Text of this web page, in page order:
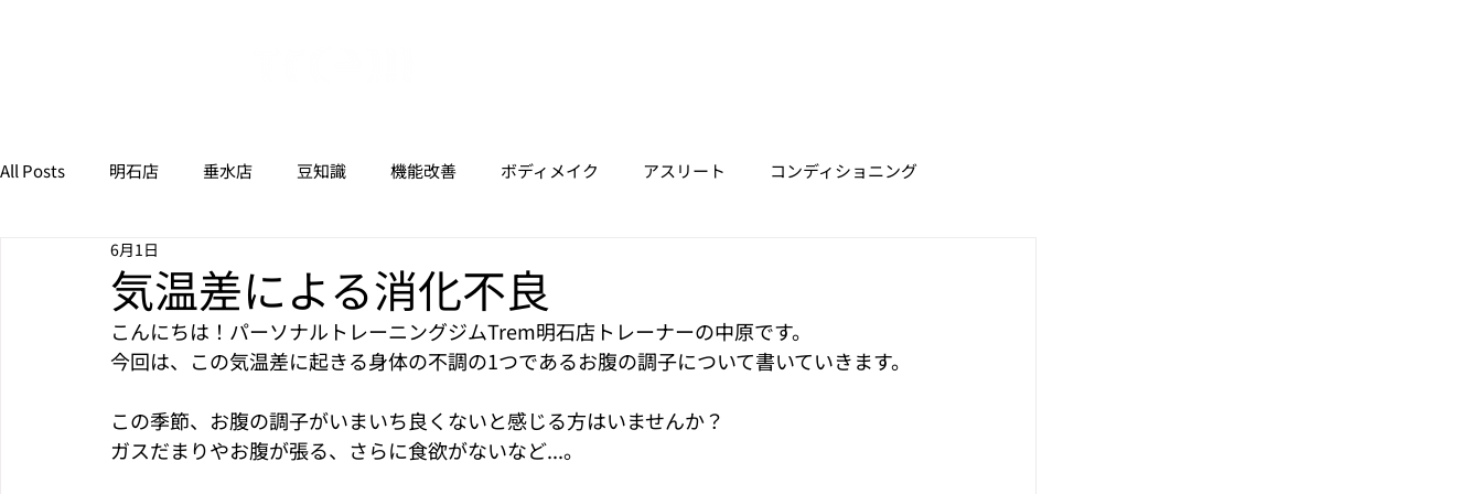
All Posts 明石店 垂水店 豆知識 機能改善 ボディメイク アスリート コンディショニング
気温差による消化不良
6月1日
こんにちは！パーソナルトレーニングジムTrem明石店トレーナーの中原です。
今回は、この気温差に起きる身体の不調の1つであるお腹の調子について書いていきます。
この季節、お腹の調子がいまいち良くないと感じる方はいませんか？
ガスだまりやお腹が張る、さらに食欲がないなど...。